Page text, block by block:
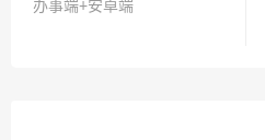
办事端+安卓端